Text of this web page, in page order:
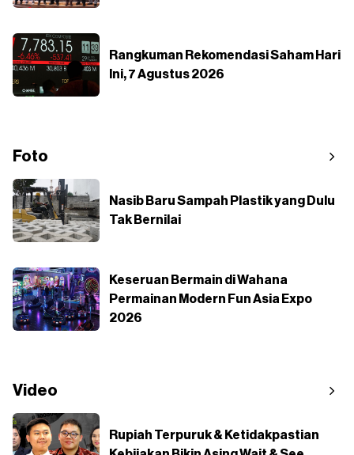
Rangkuman Rekomendasi Saham Hari
Ini, 7 Agustus 2026
Foto
Nasib Baru Sampah Plastik yang Dulu
Tak Bernilai
Keseruan Bermain di Wahana
Permainan Modern Fun Asia Expo
2026
Video
Rupiah Terpuruk & Ketidakpastian